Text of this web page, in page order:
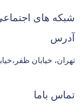
شبکه های
آدرس
تهران، خیابان
تماس باما